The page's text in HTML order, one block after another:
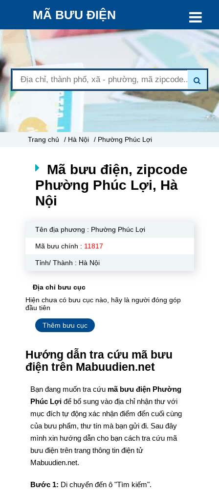
MÃ BƯU ĐIỆN
Trang chủ / Hà Nội / Phường Phúc Lợi
Mã bưu điện, zipcode
Phường Phúc Lợi, Hà
Nội
Tên địa phương : Phường Phúc Lợi
Mã bưu chính : 11817
Tỉnh/ Thành : Hà Nội
Địa chỉ bưu cục
Hiện chưa có bưu cục nào, hãy là người đóng góp
đầu tiên
Thêm bưu cục
Hướng dẫn tra cứu mã bưu
điện trên Mabuudien.net
Bạn đang muốn tra cứu mã bưu điện Phường
Phúc Lợi để bổ sung vào địa chỉ nhận thư với
mục đích tự động xác nhận điểm đến cuối cùng
của bưu phẩm, thư tín mà bạn gửi đi. Sau đây
mình xin hướng dẫn cho bạn cách tra cứu mã
bưu điện trên trang thông tin điện tử
Mabuudien.net.
Bước 1: Di chuyển đến ô "Tìm kiếm".